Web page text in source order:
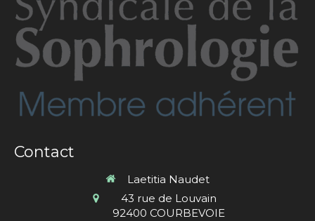
Contact
Laetitia Naudet
43 rue de Louvain
92400 COURBEVOIE